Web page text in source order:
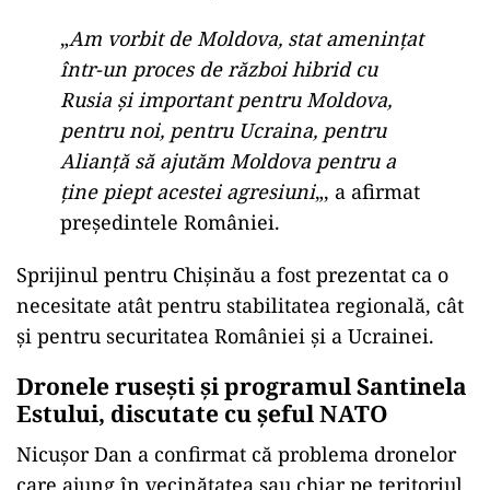
„Am vorbit de Moldova, stat amenințat
într-un proces de război hibrid cu
Rusia și important pentru Moldova,
pentru noi, pentru Ucraina, pentru
Alianță să ajutăm Moldova pentru a
ține piept acestei agresiuni„, a afirmat
președintele României.
Sprijinul pentru Chișinău a fost prezentat ca o
necesitate atât pentru stabilitatea regională, cât
și pentru securitatea României și a Ucrainei.
Dronele rusești și programul Santinela
Estului, discutate cu șeful NATO
Nicușor Dan a confirmat că problema dronelor
care ajung în vecinătatea sau chiar pe teritoriul